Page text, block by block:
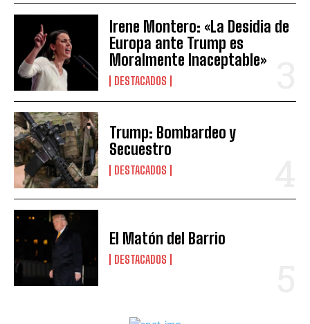
Irene Montero: «La Desidia de
Europa ante Trump es
Moralmente Inaceptable»
DESTACADOS
Trump: Bombardeo y
Secuestro
DESTACADOS
El Matón del Barrio
DESTACADOS